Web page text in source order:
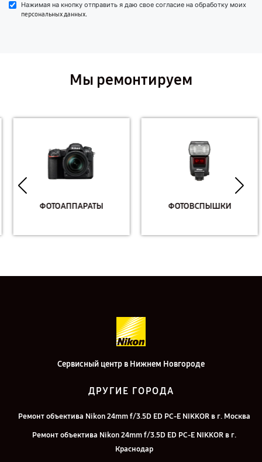
Нажимая на кнопку отправить я даю свое согласие на обработку моих
персональных данных.
Мы ремонтируем
ФОТОАППАРАТЫ ФОТОВСПЫШКИ
Сервисный центр в Нижнем Новгороде
ДРУГИЕ ГОРОДА
Ремонт объектива Nikon 24mm f/3.5D ED PC-E NIKKOR в г. Москва
Ремонт объектива Nikon 24mm f/3.5D ED PC-E NIKKOR в г.
Краснодар